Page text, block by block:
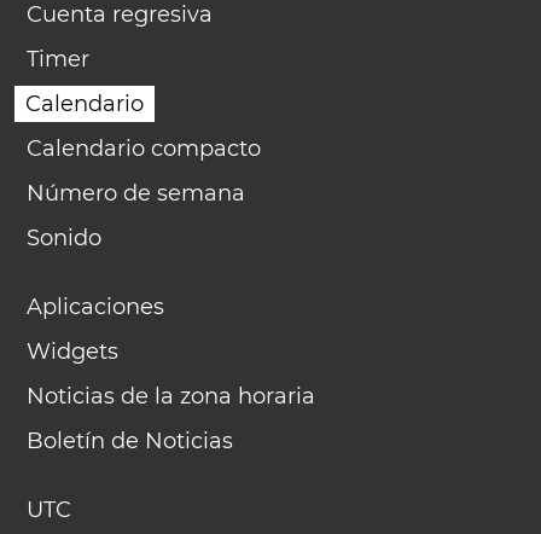
Cuenta regresiva
Timer
Calendario
Calendario compacto
Número de semana
Sonido
Aplicaciones
Widgets
Noticias de la zona horaria
Boletín de Noticias
UTC